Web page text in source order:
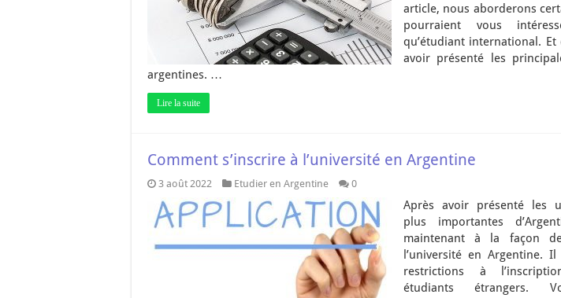
article, nous aborderons
pourraient vous
qu’étudiant international. Et
avoir présenté les
argentines. …
Lire la suite
Comment s’inscrire à l’université en Argentine
3 août 2022 Etudier en Argentine 0
Après avoir présenté les
plus importantes
maintenant à la façon
l’université en Argentine.
restrictions à
étudiants étrangers.